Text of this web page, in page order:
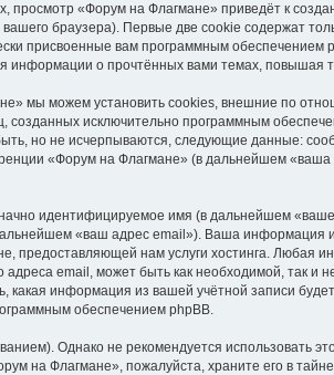
«Форум на Флагмане» приведёт к
браузера). Первые две cookie содержат
присвоенные вам программным обеспечением
информации о прочтённых вами темах, повышая
мы можем установить cookies, внешние по
созданных исключительно программным
но не исчерпываются, следующие данные:
«Форум на Флагмане» (в дальнейшем
идентифицируемое имя (в дальнейшем
«ваш адрес email»). Ваша информация
предоставляющей нам услуги хостинга. Любая
email, может быть как необходимой, так
информация из вашей учётной записи
обеспечением phpBB.
Однако не рекомендуется использовать
на Флагмане», пожалуйста, храните его в